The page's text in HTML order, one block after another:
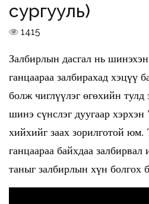
сургууль)
1415
Залбирлын дасгал нь
ганцаараа залбирахад хэцүү
болж чиглүүлэг өгөхийн тулд
шинэ сүнслэг дуугаар хэрхэн
хийхийг заах зорилготой юм.
ганцаараа байхдаа
таныг залбирлын хүн болгох